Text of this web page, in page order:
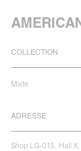
COLLECTION
Mixte
ADRESSE
Shop LG-015, Hall